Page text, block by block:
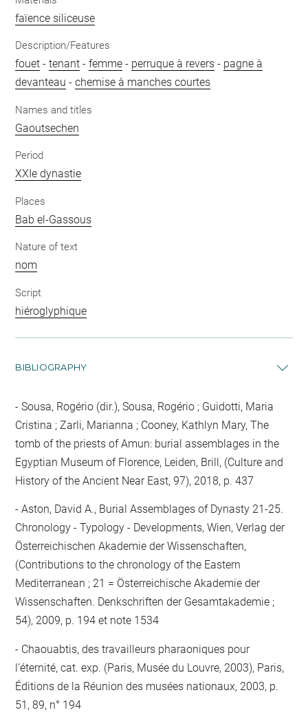
faïence siliceuse
Description/Features
fouet -tenant -femme - perruque à revers - pagne à
devanteau -chemise à manches courtes
Names and titles
Gaoutsechen
Period
XXIe dynastie
Places
Bab el-Gassous
Nature of text
nom
Script
hiéroglyphique
BIBLIOGRAPHY
Sousa, Rogério (dir.), Sousa, Rogério ; Guidotti, Maria
Cristina ; Zarli, Marianna ; Cooney, Kathlyn Mary, The
tomb of the priests of Amun: burial assemblages in the
Egyptian Museum of Florence, Leiden, Brill, (Culture and
History of the Ancient Near East, 97), 2018, p. 437
Aston, David A., Burial Assemblages of Dynasty 21-25.
Chronology - Typology - Developments, Wien, Verlag der
Österreichischen Akademie der Wissenschaften,
(Contributions to the chronology of the Eastern
Mediterranean ; 21 = Österreichische Akademie der
Wissenschaften. Denkschriften der Gesamtakademie ;
54), 2009, p. 194 et note 1534
Chaouabtis, des travailleurs pharaoniques pour
l’éternité, cat. exp. (Paris, Musée du Louvre, 2003), Paris,
Éditions de la Réunion des musées nationaux, 2003, p.
51, 89, n° 194